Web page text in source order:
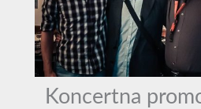
Koncertna